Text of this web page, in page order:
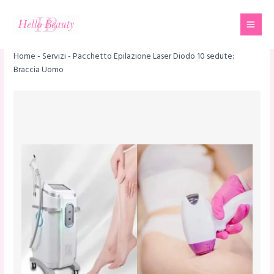
contenuto
Home- Servizi-Pacchetto Epilazione Laser Diodo 10 sedute:
Braccia Uomo